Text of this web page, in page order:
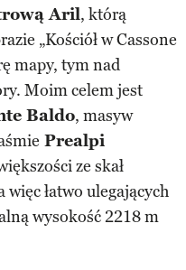
Aril, którą
„Kościół w Cassone
mapy, tym nad
Moim celem jest
Baldo, masyw
Prealpi
ze skał
łatwo ulegających
wysokość 2218 m